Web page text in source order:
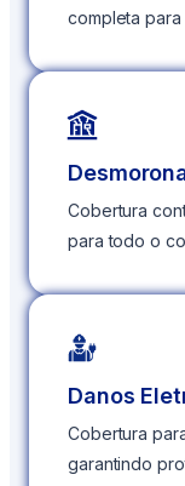
completa
Cobertura
para todo o
Danos
Cobertura
garantindo